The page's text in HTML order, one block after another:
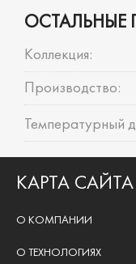
ОСТАЛЬНЫЕ
Коллекция:
Производство:
Температурный
КАРТА САЙТА
О КОМПАНИИ
О ТЕХНОЛОГИЯХ